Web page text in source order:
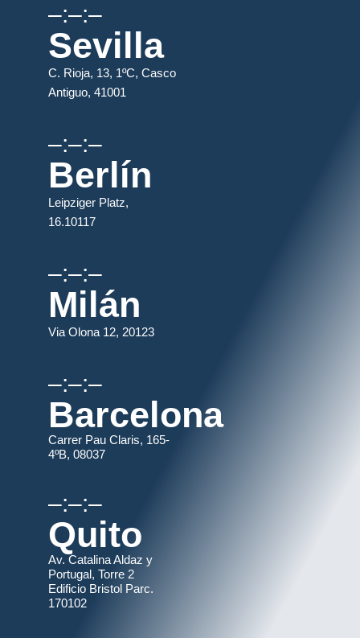
–:–:–
Sevilla
C. Rioja, 13, 1ºC, Casco
Antiguo, 41001
–:–:–
Berlín
Leipziger Platz,
16.10117
–:–:–
Milán
Via Olona 12, 20123
–:–:–
Barcelona
Carrer Pau Claris, 165-
4ºB, 08037
–:–:–
Quito
Av. Catalina Aldaz y
Portugal, Torre 2
Edificio Bristol Parc.
170102